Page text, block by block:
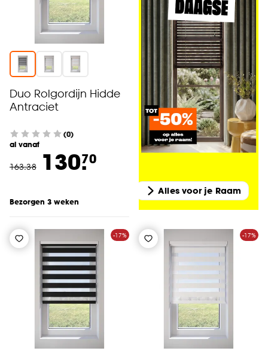
Duo Rolgordijn Hidde
Antraciet
(0)
al vanaf
163.38 130.70
Bezorgen 3 weken
Alles voor je Raam
-17% -17%